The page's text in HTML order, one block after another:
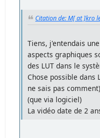
Citation de: M[ at ]kro
Tiens, j'entendais
aspects graphiques
des LUT dans le
Chose possible dans
ne sais pas
(que via logiciel)
La vidéo date de 2